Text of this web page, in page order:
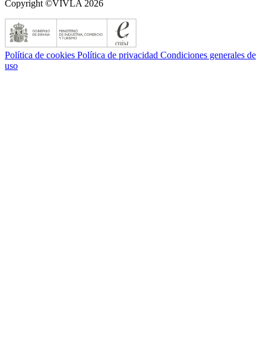
Copyright ©VIVLA 2026
Política de cookies Política de privacidad Condiciones generales de
uso